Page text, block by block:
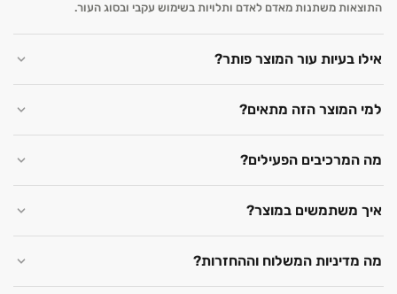
התוצאות משתנות מאדם לאדם ותלויות בשימוש עקבי ובסוג העור.
אילו בעיות עור המוצר פותר?
למי המוצר הזה מתאים?
מה המרכיבים הפעילים?
איך משתמשים במוצר?
מה מדיניות המשלוח וההחזרות?